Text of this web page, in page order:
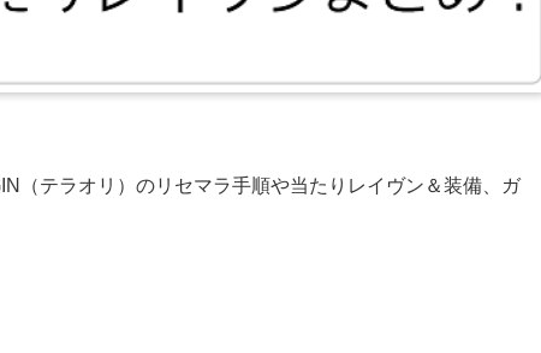
（テラオリ）のリセマラ手順や当たりレイヴン＆装備、ガ